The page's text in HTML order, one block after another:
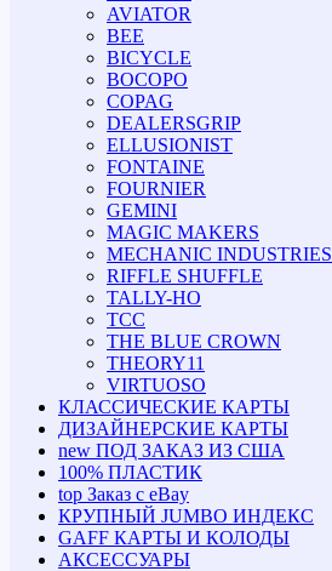
AVIATOR
BEE
BICYCLE
BOCOPO
COPAG
DEALERSGRIP
ELLUSIONIST
FONTAINE
FOURNIER
GEMINI
MAGIC MAKERS
MECHANIC INDUSTRIES
RIFFLE SHUFFLE
TALLY-HO
TCC
THE BLUE CROWN
THEORY11
VIRTUOSO
КЛАССИЧЕСКИЕ КАРТЫ
ДИЗАЙНЕРСКИЕ КАРТЫ
new ПОД ЗАКАЗ ИЗ США
100% ПЛАСТИК
top Заказ с eBay
КРУПНЫЙ JUMBO ИНДЕКС
GAFF КАРТЫ И КОЛОДЫ
АКСЕССУАРЫ